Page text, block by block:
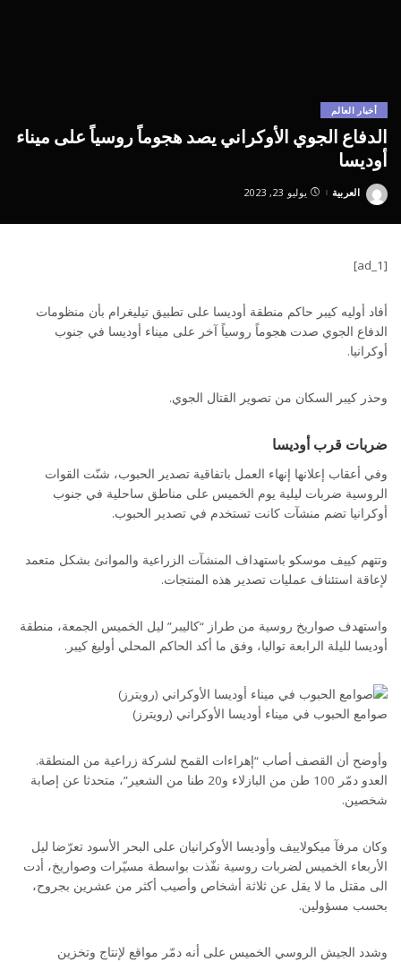
أخبار العالم
الدفاع الجوي الأوكراني يصد هجوماً روسياً على ميناء
أوديسا
Posted
العربية يوليو 23, 2023
[ad_1]
أفاد أوليه كيبر حاكم منطقة أوديسا على تطبيق تيليغرام بأن منظومات
الدفاع الجوي صدت هجوماً روسياً آخر على ميناء أوديسا في جنوب
أوكرانيا.
وحذر كيبر السكان من تصوير القتال الجوي.
ضربات قرب أوديسا
وفي أعقاب إعلانها إنهاء العمل باتفاقية تصدير الحبوب، شنّت القوات
الروسية ضربات ليلية يوم الخميس على مناطق ساحلية في جنوب
أوكرانيا تضم منشآت كانت تستخدم في تصدير الحبوب.
وتتهم كييف موسكو باستهداف المنشآت الزراعية والموانئ بشكل متعمد
لإعاقة استئناف عمليات تصدير هذه المنتجات.
واستهدف صواريخ روسية من طراز “كاليبر” ليل الخميس الجمعة، منطقة
أوديسا لليلة الرابعة تواليا، وفق ما أكد الحاكم المحلي أوليغ كيبر.
صوامع الحبوب في ميناء أوديسا الأوكراني (رويترز)
وأوضح أن القصف أصاب “إهراءات القمح لشركة زراعية من المنطقة.
العدو دمّر 100 طن من البازلاء و20 طنا من الشعير”، متحدثا عن إصابة
شخصين.
وكان مرفآ ميكولاييف وأوديسا الأوكرانيان على البحر الأسود تعرّضا ليل
الأربعاء الخميس لضربات روسية نفّذت بواسطة مسيّرات وصواريخ، أدت
الى مقتل ما لا يقل عن ثلاثة أشخاص وأصيب أكثر من عشرين بجروح،
بحسب مسؤولين.
وشدد الجيش الروسي الخميس على أنه دمّر مواقع لإنتاج وتخزين